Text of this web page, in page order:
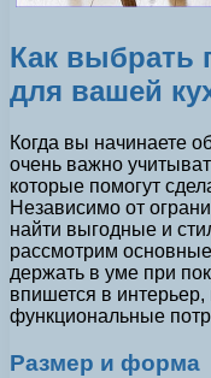
Как выбрать
для вашей
Когда вы начинаете
очень важно
которые помогут
Независимо от
найти выгодные и
рассмотрим
держать в уме при
впишется в
функциональные
Размер и форма